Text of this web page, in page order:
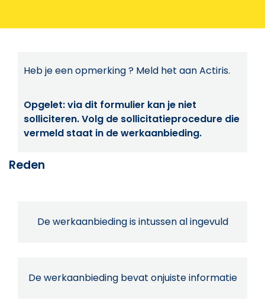
Heb je een opmerking ? Meld het aan Actiris.
Opgelet: via dit formulier kan je niet
solliciteren. Volg de sollicitatieprocedure die
vermeld staat in de werkaanbieding.
Reden
De werkaanbieding is intussen al ingevuld
De werkaanbieding bevat onjuiste informatie